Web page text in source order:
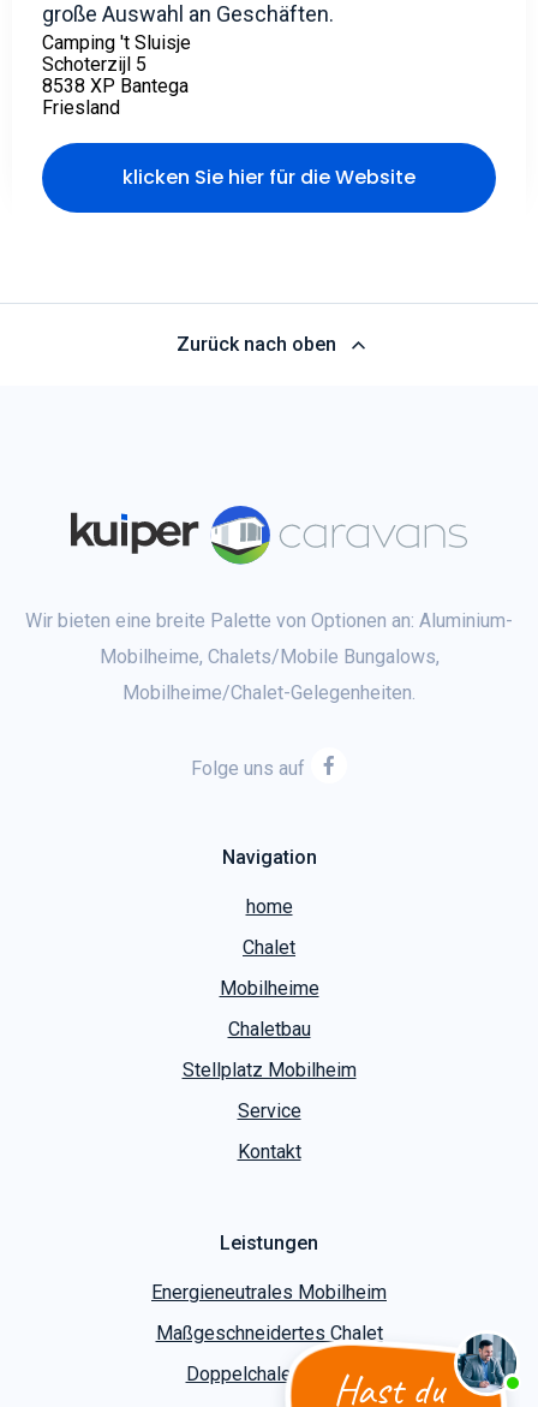
Hast du
große Auswahl an Geschäften.
Camping 't Sluisje
Schoterzijl 5
8538 XP Bantega
Friesland
klicken Sie hier für die Website
Zurück nach oben
Wir bieten eine breite Palette von Optionen an: Aluminium-
Mobilheime, Chalets/Mobile Bungalows,
Mobilheime/Chalet-Gelegenheiten.
Folge uns auf
Navigation
home
Chalet
Mobilheime
Chaletbau
Stellplatz Mobilheim
Service
Kontakt
Leistungen
Energieneutrales Mobilheim
Maßgeschneidertes Chalet
Doppelchalet bauen